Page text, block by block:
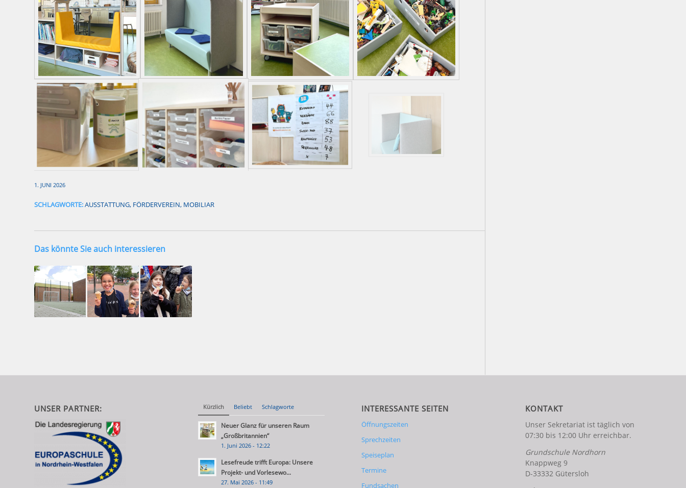
1. JUNI 2026
SCHLAGWORTE:AUSSTATTUNG, FÖRDERVEREIN, MOBILIAR
Das könnte Sie auch interessieren
UNSER PARTNER: Kürzlich Beliebt Schlagworte
Neuer Glanz für unseren Raum
„Großbritannien“
1. Juni 2026 - 12:22
Lesefreude trifft Europa: Unsere
Projekt- und Vorlesewo...
27. Mai 2026 - 11:49
INTERESSANTE SEITEN
Öffnungszeiten
Sprechzeiten
Speiseplan
Termine
Fundsachen
KONTAKT
Unser Sekretariat ist täglich von
07:30 bis 12:00 Uhr erreichbar.
Grundschule Nordhorn
Knappweg 9
D-33332 Gütersloh